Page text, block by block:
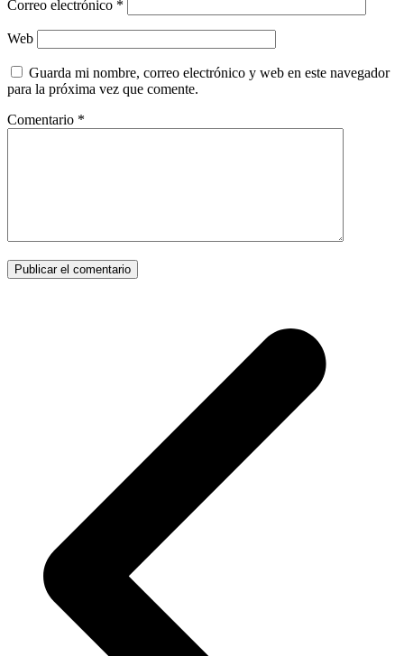
Correo electrónico *
Web
Guarda mi nombre, correo electrónico y web en este navegador
para la próxima vez que comente.
Comentario *